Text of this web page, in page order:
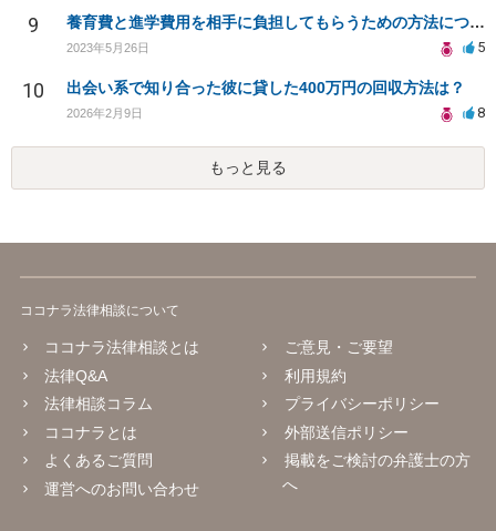
9 養育費と進学費用を相手に負担してもらうための方法について
2023年5月26日 5
10 出会い系で知り合った彼に貸した400万円の回収方法は？
2026年2月9日 8
もっと見る
ココナラ法律相談について
ココナラ法律相談とは
法律Q&A
法律相談コラム
ココナラとは
よくあるご質問
運営へのお問い合わせ
ご意見・ご要望
利用規約
プライバシーポリシー
外部送信ポリシー
掲載をご検討の弁護士の方
へ